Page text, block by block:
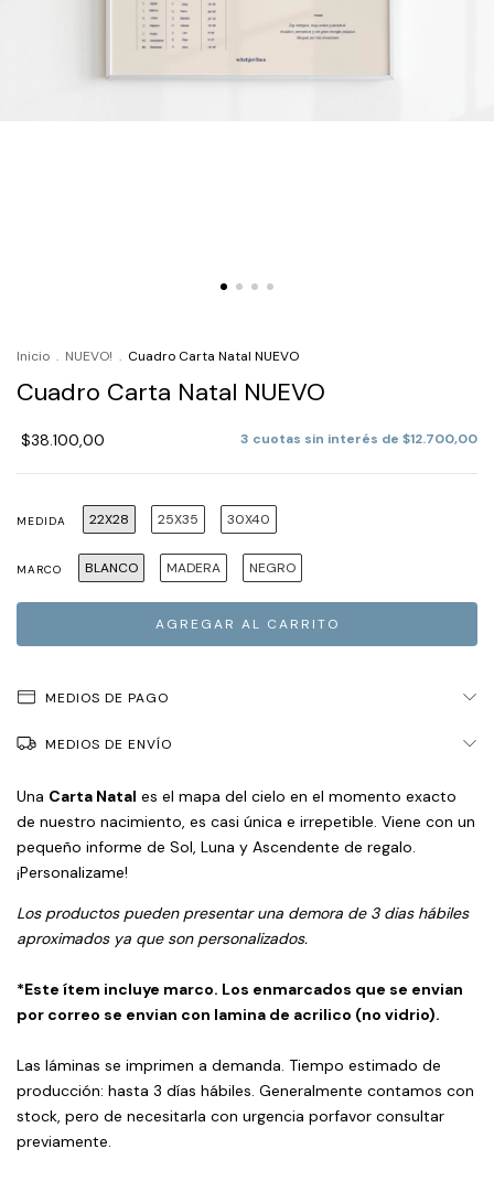
Inicio . NUEVO! . Cuadro Carta Natal NUEVO
Cuadro Carta Natal NUEVO
$38.100,00 3 cuotas sin interés de $12.700,00
MEDIDA 22X28 25X35 30X40
MARCO BLANCO MADERA NEGRO
MEDIOS DE PAGO
MEDIOS DE ENVÍO
Una Carta Natal es el mapa del cielo en el momento exacto
de nuestro nacimiento, es casi única e irrepetible. Viene con un
pequeño informe de Sol, Luna y Ascendente de regalo.
¡Personalizame!
Los productos pueden presentar una demora de 3 dias hábiles
aproximados ya que son personalizados.
*Este ítem incluye marco. Los enmarcados que se envian
por correo se envian con lamina de acrilico (no vidrio).
Las láminas se imprimen a demanda. Tiempo estimado de
producción: hasta 3 días hábiles. Generalmente contamos con
stock, pero de necesitarla con urgencia porfavor consultar
previamente.